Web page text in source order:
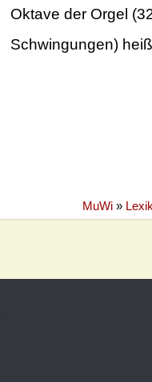
Oktave der Orgel
Schwingungen)
MuWi»